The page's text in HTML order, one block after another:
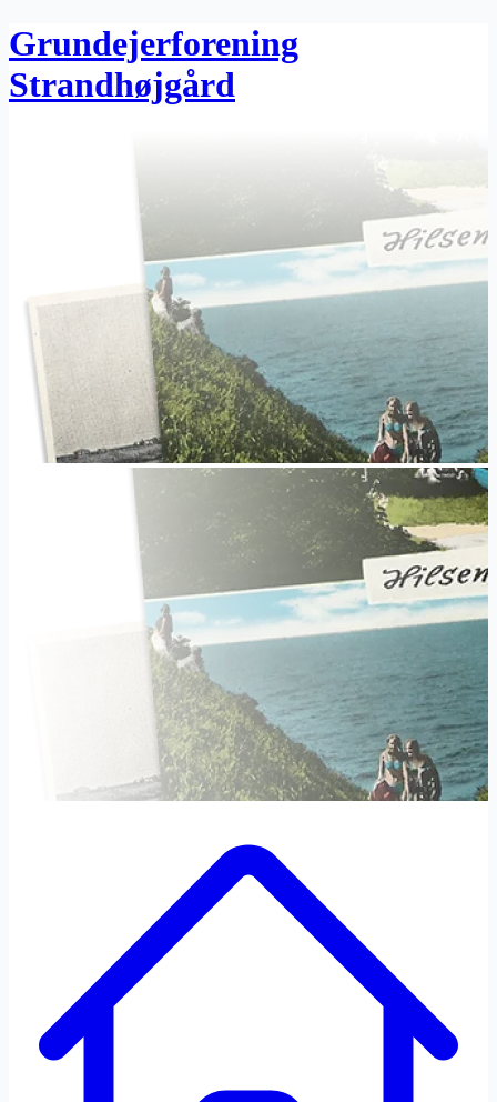
Grundejerforening
Strandhøjgård